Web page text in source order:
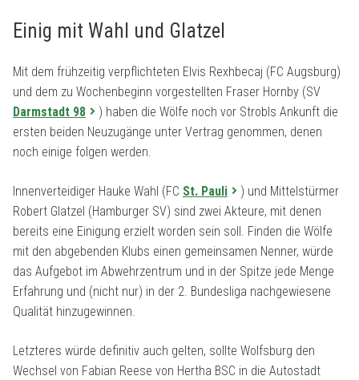
Einig mit Wahl und Glatzel
Mit dem frühzeitig verpflichteten Elvis Rexhbecaj (FC Augsburg)
und dem zu Wochenbeginn vorgestellten Fraser Hornby (SV
Darmstadt 98
) haben die Wölfe noch vor Strobls Ankunft die
ersten beiden Neuzugänge unter Vertrag genommen, denen
noch einige folgen werden.
Innenverteidiger Hauke Wahl (FC St. Pauli
) und Mittelstürmer
Robert Glatzel (Hamburger SV) sind zwei Akteure, mit denen
bereits eine Einigung erzielt worden sein soll. Finden die Wölfe
mit den abgebenden Klubs einen gemeinsamen Nenner, würde
das Aufgebot im Abwehrzentrum und in der Spitze jede Menge
Erfahrung und (nicht nur) in der 2. Bundesliga nachgewiesene
Qualität hinzugewinnen.
Letzteres würde definitiv auch gelten, sollte Wolfsburg den
Wechsel von Fabian Reese von Hertha BSC in die Autostadt